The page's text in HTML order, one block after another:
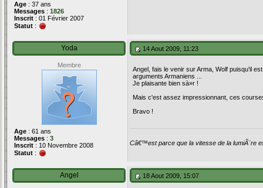
Age : 37 ans
Messages : 1826
Inscrit : 01 Février 2007
Statut :
Yoda
Membre
Age : 61 ans
Messages : 3
Inscrit : 10 Novembre 2008
Statut :
14 Aout 2009, 11:23
Angel, fais le venir sur Arma, Wolf puisqu'il
arguments Armaniens ...
Je plaisante bien sà»r !
Mais c'est assez impressionnant, ces
Bravo !
Câ€™est parce que la vitesse de la lumiÃ¨re
Angel 18 Aout 2009, 15:07